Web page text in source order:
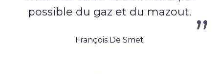
possible du gaz et du mazout.
François De Smet